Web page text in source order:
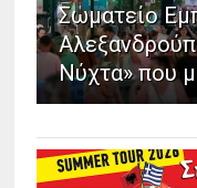
Σωματείο
Νύχτα» που